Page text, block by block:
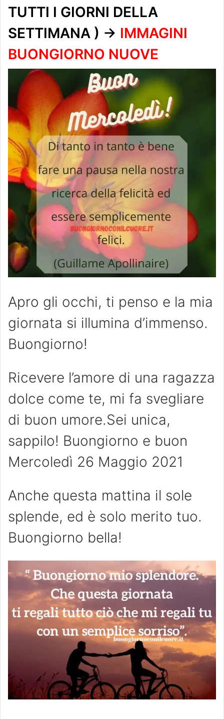
TUTTI I GIORNI DELLA
SETTIMANA ) -> IMMAGINI
BUONGIORNO NUOVE
Apro gli occhi, ti penso e la mia
giornata si illumina d’immenso.
Buongiorno!
Ricevere l’amore di una ragazza
dolce come te, mi fa svegliare
di buon umore.Sei unica,
sappilo! Buongiorno e buon
Mercoledì 26 Maggio 2021
Anche questa mattina il sole
splende, ed è solo merito tuo.
Buongiorno bella!